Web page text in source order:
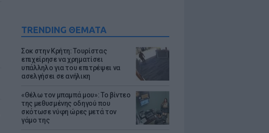
TRENDING ΘΕΜΑΤΑ
Σοκ στην Κρήτη: Τουρίστας
επιχείρησε να χρηματίσει
υπάλληλο για του επιτρέψει να
ασελγήσει σε ανήλικη
«Θέλω τον μπαμπά μου»: Το βίντεο
της μεθυσμένης οδηγού που
σκότωσε νύφη ώρες μετά τον
γάμο της